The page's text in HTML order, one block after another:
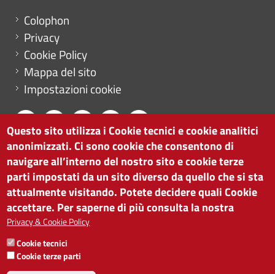
Menu footer
Colophon
Privacy
Cookie Policy
Mappa del sito
Impostazioni cookie
CAMERA DI COMMERCIO DI BOLZANO
via Alto Adige 60 | I-39100 Bolzano
tel. 0471 945 511 |info@camcom.bz.it
Partita IVA: 00376420212
ISTITUTO PER LA PROMOZIONE DELLO
SVILUPPO ECONOMICO
Partita IVA: 01716880214
Questo sito utilizza i Cookie tecnici e cookie analitici
anonimizzati. Ci sono cookie che consentono di
navigare all’interno del nostro sito e cookie terze
parti impostati da un sito diverso da quello che si sta
attualmente visitando. Potete decidere quali Cookie
accettare. Per saperne di più consulta la nostra
Privacy & Cookie Policy
Cookie tecnici
Cookie terze parti